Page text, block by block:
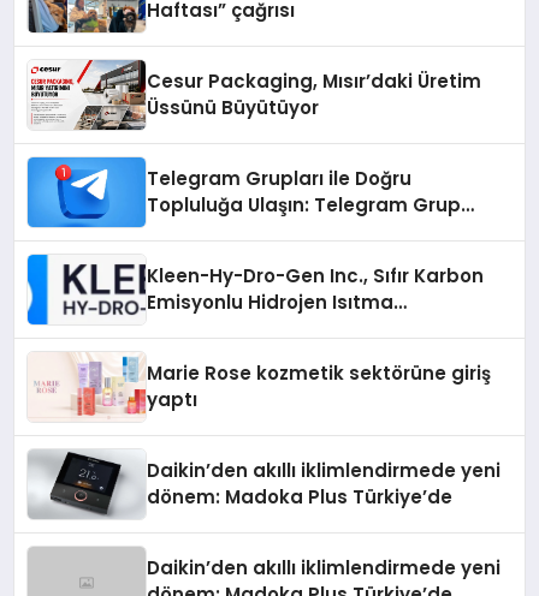
Haftası” çağrısı
Cesur Packaging, Mısır’daki Üretim
Üssünü Büyütüyor
Telegram Grupları ile Doğru
Topluluğa Ulaşın: Telegram Grup
Kleen-Hy-Dro-Gen Inc., Sıfır Karbon
Emisyonlu Hidrojen Isıtma
Marie Rose kozmetik sektörüne giriş
yaptı
Daikin’den akıllı iklimlendirmede yeni
dönem: Madoka Plus Türkiye’de
Daikin’den akıllı iklimlendirmede yeni